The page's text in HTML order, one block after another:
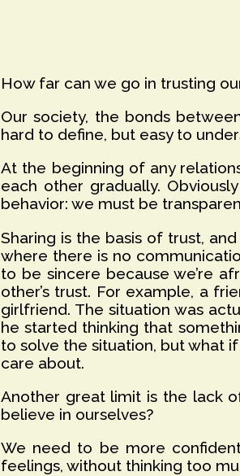
How far can we go in trusting
Our society, the bonds
hard to define, but easy to
At the beginning of any
each other gradually.
behavior: we must be
Sharing is the basis of trust,
where there is no
to be sincere because we’re
other’s trust. For example, a
girlfriend. The situation was
he started thinking that
to solve the situation, but what
care about.
Another great limit is the lack
believe in ourselves?
We need to be more
feelings, without thinking too